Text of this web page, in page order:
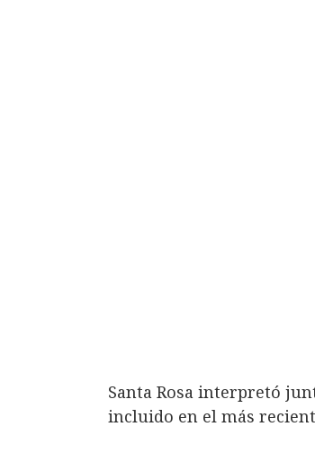
Santa Rosa interpretó
incluido en el más